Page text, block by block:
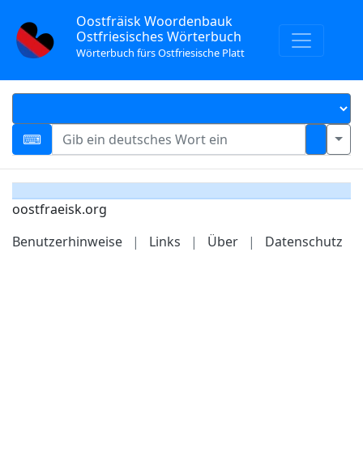
Oostfräisk Woordenbauk
Ostfriesisches Wörterbuch
Wörterbuch fürs Ostfriesische Platt
oostfraeisk.org
Benutzerhinweise
| Links | Über | Datenschutz